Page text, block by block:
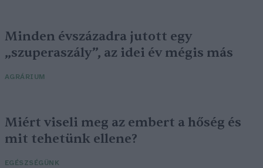
Minden évszázadra jutott egy
„szuperaszály”, az idei év mégis más
AGRÁRIUM
Miért viseli meg az embert a hőség és
mit tehetünk ellene?
EGÉSZSÉGÜNK